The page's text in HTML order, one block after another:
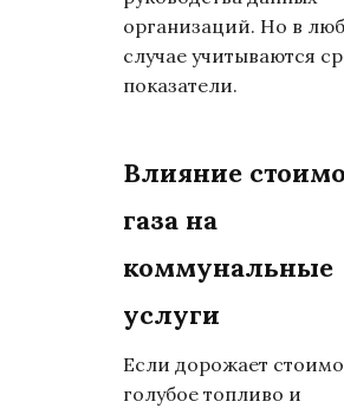
организаций. Но в
случае учитываются
показатели.
Влияние
газа на
коммунальные
услуги
Если дорожает
голубое топливо и